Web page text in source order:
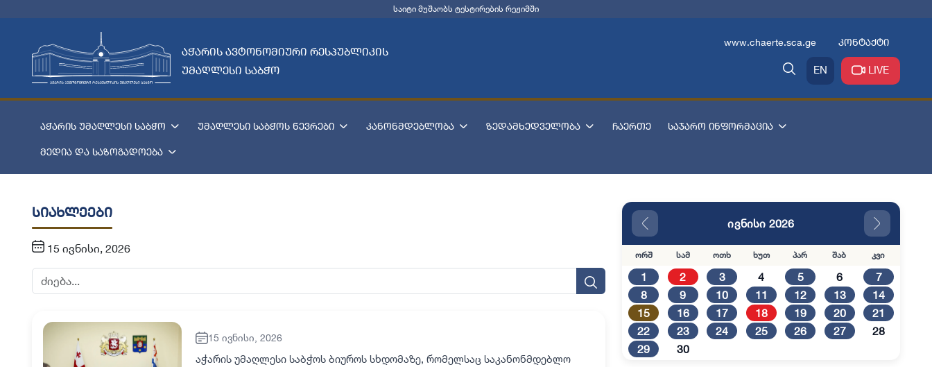
საიტი მუშაობს ტესტირების რეჟიმში
აჭარის ავტონომიური რესპუბლიკის
უმაღლესი საბჭო
www.chaerte.sca.ge კონტაქტი
EN LIVE
აჭარის უმაღლესი საბჭო უმაღლესი საბჭოს წევრები კანონმდებლობა ზედამხედველობა ჩაერთე საჯარო ინფორმაცია
მედია და საზოგადოება
სიახლეები
15 ივნისი, 2026
15 ივნისი, 2026
აჭარის უმაღლესი საბჭოს ბიუროს სხდომაზე, რომელსაც საკანონმდებლო
ივნისი 2026
ორშ სამ ოთხ ხუთ პარ შაბ კვი
1 2 3 4 5 6
7
8
9 10 11 12 13
14
15
16 17 18 19 20
21
22
23 24 25 26 27
28
29
30